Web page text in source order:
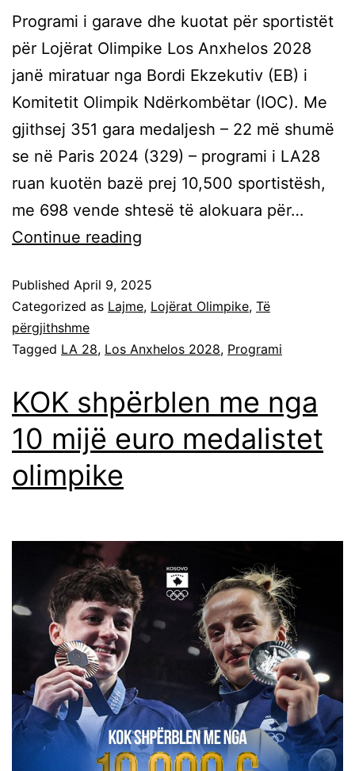
Programi i garave dhe kuotat për sportistët
për Lojërat Olimpike Los Anxhelos 2028
janë miratuar nga Bordi Ekzekutiv (EB) i
Komitetit Olimpik Ndërkombëtar (IOC). Me
gjithsej 351 gara medaljesh – 22 më shumë
se në Paris 2024 (329) – programi i LA28
ruan kuotën bazë prej 10,500 sportistësh,
me 698 vende shtesë të alokuara për…
Continue reading
Published April 9, 2025
Categorized as Lajme, Lojërat Olimpike, Të
përgjithshme
Tagged LA 28, Los Anxhelos 2028, Programi
KOK shpërblen me nga
10 mijë euro medalistet
olimpike